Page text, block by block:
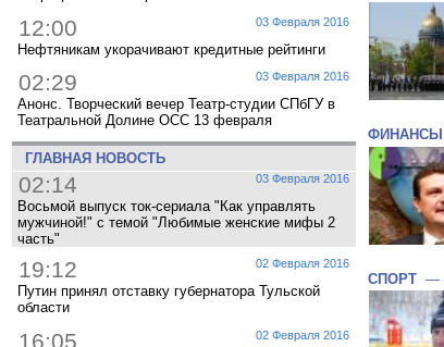
03 Февраля 2016
12:00
Нефтяникам укорачивают кредитные рейтинги
03 Февраля 2016
02:29
Анонс. Творческий вечер Театр-студии СПбГУ в
Театральной Долине ОСС 13 февраля
ГЛАВНАЯ НОВОСТЬ
03 Февраля 2016
02:14
Восьмой выпуск ток-сериала "Как управлять
мужчиной!" с темой "Любимые женские мифы 2
часть"
02 Февраля 2016
19:12
Путин принял отставку губернатора Тульской
области
02 Февраля 2016
16:05
ФИНАНСЫ
СПОРТ —